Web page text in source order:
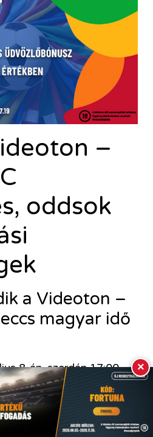
–
oddsok
a Videoton –
magyar idő
8-án, szerdán 17:00-
idő szerint.
– Pécsi
×